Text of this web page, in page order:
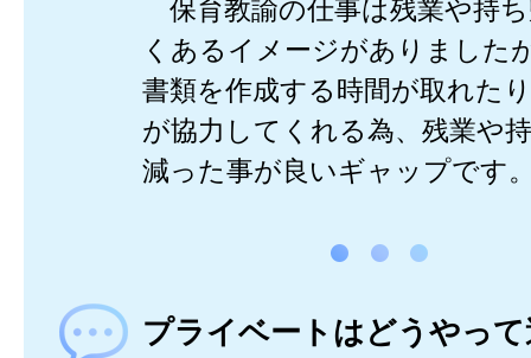
保育教諭の仕事は残業や持
くあるイメージがありました
書類を作成する時間が取れた
が協力してくれる為、残業や
減った事が良いギャップです
プライベートはどうやっ